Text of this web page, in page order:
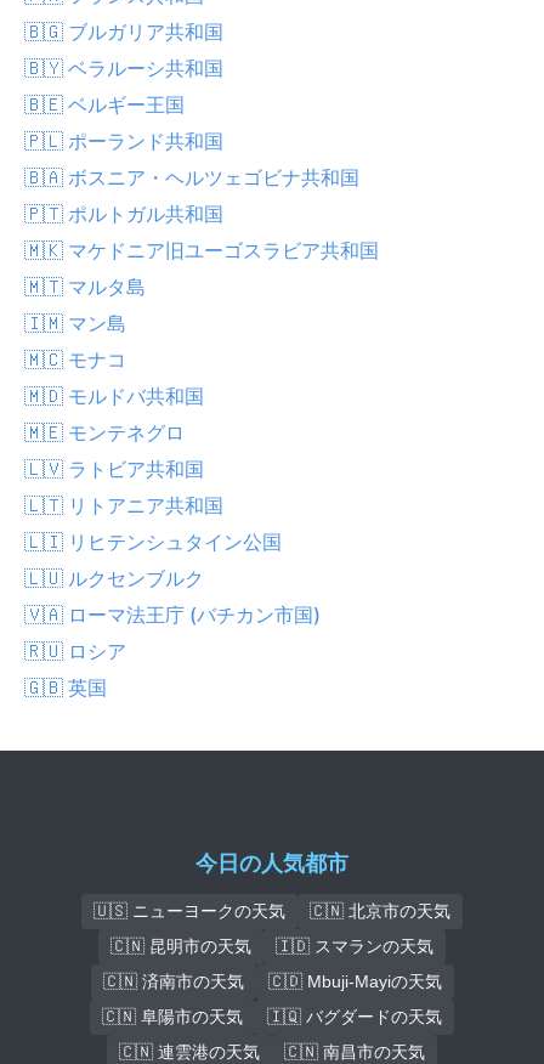
🇧🇬 ブルガリア共和国
🇧🇾 ベラルーシ共和国
🇧🇪 ベルギー王国
🇵🇱 ポーランド共和国
🇧🇦 ボスニア・ヘルツェゴビナ共和国
🇵🇹 ポルトガル共和国
🇲🇰 マケドニア旧ユーゴスラビア共和国
🇲🇹 マルタ島
🇮🇲 マン島
🇲🇨 モナコ
🇲🇩 モルドバ共和国
🇲🇪 モンテネグロ
🇱🇻 ラトビア共和国
🇱🇹 リトアニア共和国
🇱🇮 リヒテンシュタイン公国
🇱🇺 ルクセンブルク
🇻🇦 ローマ法王庁 (バチカン市国)
🇷🇺 ロシア
🇬🇧 英国
今日の人気都市
🇺🇸 ニューヨークの天気
🇨🇳 北京市の天気
🇨🇳 昆明市の天気
🇮🇩 スマランの天気
🇨🇳 済南市の天気
🇨🇩 Mbuji-Mayiの天気
🇨🇳 阜陽市の天気
🇮🇶 バグダードの天気
🇨🇳 連雲港の天気
🇨🇳 南昌市の天気